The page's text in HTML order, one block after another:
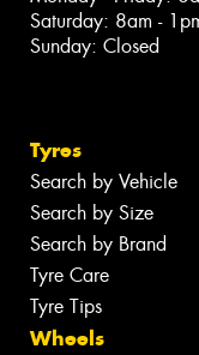
Saturday: 8am -
Sunday: Closed
Tyres
Search by Vehicle
Search by Size
Search by Brand
Tyre Care
Tyre Tips
Wheels